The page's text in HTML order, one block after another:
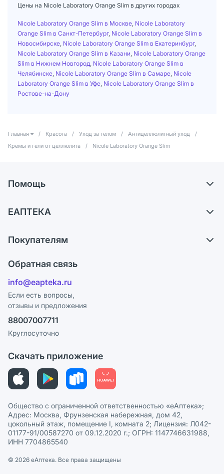
Цены на Nicole Laboratory Orange Slim в других городах
Nicole Laboratory Orange Slim в Москве Nicole Laboratory
Orange Slim в Санкт-Петербург, Nicole Laboratory Orange Slim в
Новосибирске Nicole Laboratory Orange Slim в Екатеринбург,
Nicole Laboratory Orange Slim в Казани Nicole Laboratory Orange
Slim в Нижнем Новгород Nicole Laboratory Orange Slim в
Челябинске Nicole Laboratory Orange Slim в Самаре Nicole
Laboratory Orange Slim в Уфе Nicole Laboratory Orange Slim в
Ростове-на-Дону
Главная / Красота / Уход за телом / Антицеллюлитный уход
/
Кремы и гели от целлюлита
/ Nicole Laboratory Orange Slim
Помощь
Самовывоз из аптек
Ответы на вопросы
Блог
ЕАПТЕКА
Карьера
Поставщики
Лицензия
Реклама на сайте
Ваши товары на ЕАПТЕКЕ
Покупателям
Программа СберСпасибо
Политика конфиденциальности
Пользовательское соглашение
Политика рекомендаций
Этика и соответствие
Политика в отношении обработки персональных данных
Обратная связь
info@eapteka.ru
Если есть вопросы,
отзывы и предложения
88007007711
Круглосуточно
Скачать приложение
Общество с ограниченной ответственностью «еАптека»;
Адрес: Москва, Фрунзенская набережная, дом 42,
цокольный этаж, помещение I, комната 2; Лицензия: Л042-
01177-91/00587270 от 09.12.2020 г.; ОГРН: 1147746631988,
ИНН 7704865540
© 2026 eАптека. Все права защищены